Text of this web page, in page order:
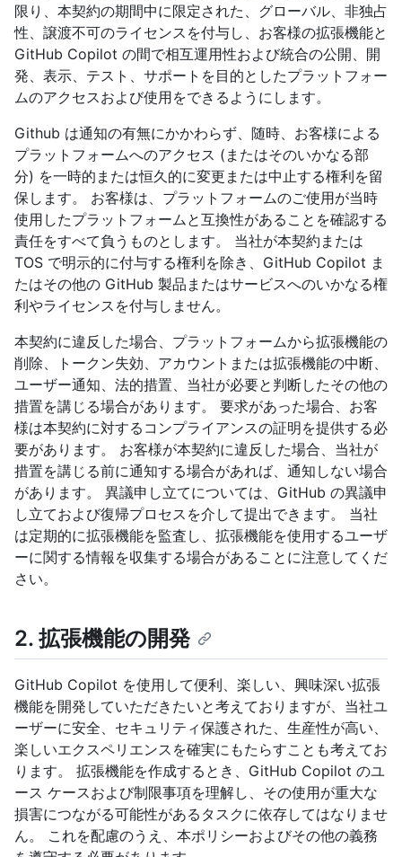
限り、本契約の期間中に限定された、グローバル、非独占
性、譲渡不可のライセンスを付与し、お客様の拡張機能と
GitHub Copilot の間で相互運用性および統合の公開、開
発、表示、テスト、サポートを目的としたプラットフォー
ムのアクセスおよび使用をできるようにします。
Github は通知の有無にかかわらず、随時、お客様による
プラットフォームへのアクセス (またはそのいかなる部
分) を一時的または恒久的に変更または中止する権利を留
保します。 お客様は、プラットフォームのご使用が当時
使用したプラットフォームと互換性があることを確認する
責任をすべて負うものとします。 当社が本契約または
TOS で明示的に付与する権利を除き、GitHub Copilot ま
たはその他の GitHub 製品またはサービスへのいかなる権
利やライセンスを付与しません。
本契約に違反した場合、プラットフォームから拡張機能の
削除、トークン失効、アカウントまたは拡張機能の中断、
ユーザー通知、法的措置、当社が必要と判断したその他の
措置を講じる場合があります。 要求があった場合、お客
様は本契約に対するコンプライアンスの証明を提供する必
要があります。 お客様が本契約に違反した場合、当社が
措置を講じる前に通知する場合があれば、通知しない場合
があります。 異議申し立てについては、GitHub の異議申
し立ておよび復帰プロセスを介して提出できます。 当社
は定期的に拡張機能を監査し、拡張機能を使用するユーザ
ーに関する情報を収集する場合があることに注意してくだ
さい。
2. 拡張機能の開発
GitHub Copilot を使用して便利、楽しい、興味深い拡張
機能を開発していただきたいと考えておりますが、当社ユ
ーザーに安全、セキュリティ保護された、生産性が高い、
楽しいエクスペリエンスを確実にもたらすことも考えてお
ります。 拡張機能を作成するとき、GitHub Copilot のユ
ース ケースおよび制限事項を理解し、その使用が重大な
損害につながる可能性があるタスクに依存してはなりませ
ん。 これを配慮のうえ、本ポリシーおよびその他の義務